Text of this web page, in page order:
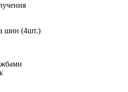
шин (4шт.)